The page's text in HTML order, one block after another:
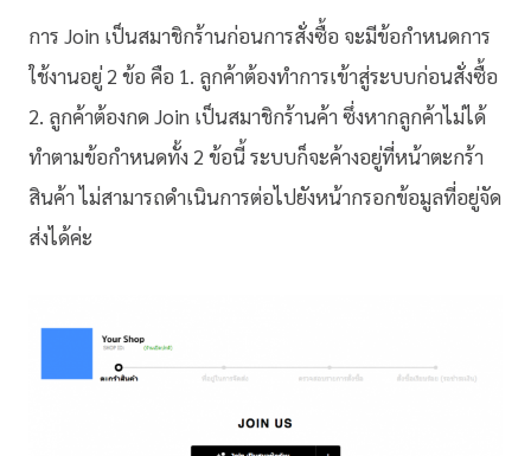
การ Join เป็นสมาชิกร้านก่อนการสั่งซื้อ จะมีข้อกำหนดการ
ใช้งานอยู่ 2 ข้อ คือ 1. ลูกค้าต้องทำการเข้าสู่ระบบก่อนสั่งซื้อ
2. ลูกค้าต้องกด Join เป็นสมาชิกร้านค้า ซึ่งหากลูกค้าไม่ได้
ทำตามข้อกำหนดทั้ง 2 ข้อนี้ ระบบก็จะค้างอยู่ที่หน้าตะกร้า
สินค้า ไม่สามารถดำเนินการต่อไปยังหน้ากรอกข้อมูลที่อยู่จัด
ส่งได้ค่ะ